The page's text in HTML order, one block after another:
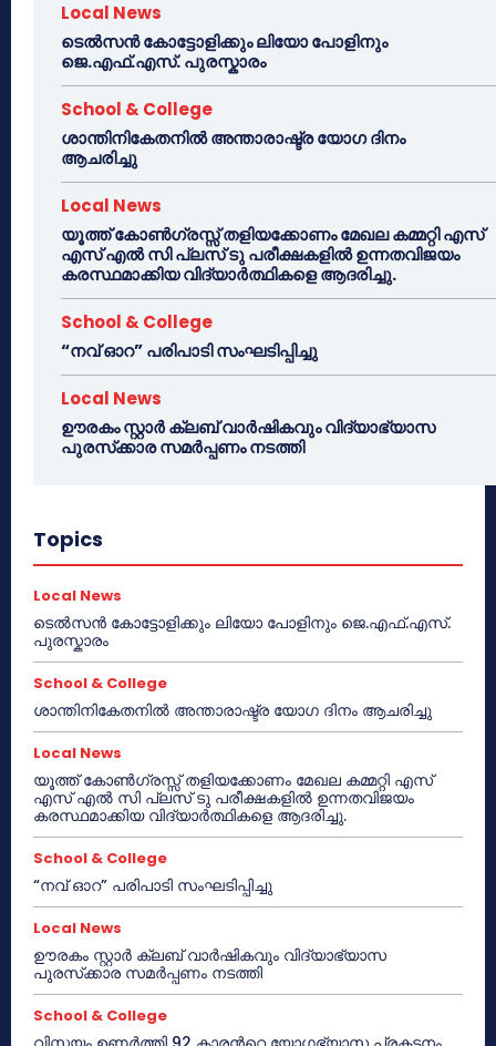
Local News
ടെൽസൻ കോട്ടോളിക്കും ലിയോ പോളിനും
ജെ.എഫ്.എസ്. പുരസ്കാരം
School & College
ശാന്തിനികേതനിൽ അന്താരാഷ്ട്ര യോഗ ദിനം
ആചരിച്ചു
Local News
യൂത്ത് കോൺഗ്രസ്സ് തളിയക്കോണം മേഖല കമ്മറ്റി എസ്
എസ് എൽ സി പ്ലസ് ടു പരീക്ഷകളിൽ ഉന്നതവിജയം
കരസ്ഥമാക്കിയ വിദ്യാർത്ഥികളെ ആദരിച്ചു.
School & College
“നവ് ഓറ” പരിപാടി സംഘടിപ്പിച്ചു
Local News
ഊരകം സ്റ്റാർ ക്ലബ് വാർഷികവും വിദ്യാഭ്യാസ
പുരസ്‌ക്കാര സമർപ്പണം നടത്തി
Topics
Local News
ടെൽസൻ കോട്ടോളിക്കും ലിയോ പോളിനും ജെ.എഫ്.എസ്.
പുരസ്കാരം
School & College
ശാന്തിനികേതനിൽ അന്താരാഷ്ട്ര യോഗ ദിനം ആചരിച്ചു
Local News
യൂത്ത് കോൺഗ്രസ്സ് തളിയക്കോണം മേഖല കമ്മറ്റി എസ്
എസ് എൽ സി പ്ലസ് ടു പരീക്ഷകളിൽ ഉന്നതവിജയം
കരസ്ഥമാക്കിയ വിദ്യാർത്ഥികളെ ആദരിച്ചു.
School & College
“നവ് ഓറ” പരിപാടി സംഘടിപ്പിച്ചു
Local News
ഊരകം സ്റ്റാർ ക്ലബ് വാർഷികവും വിദ്യാഭ്യാസ
പുരസ്‌ക്കാര സമർപ്പണം നടത്തി
School & College